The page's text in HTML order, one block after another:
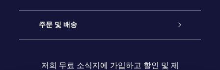
블로그
OSR 선물 팩
Star Register
주문 및 배송
저희 무료 소식지에 가입하고 할인 및 제